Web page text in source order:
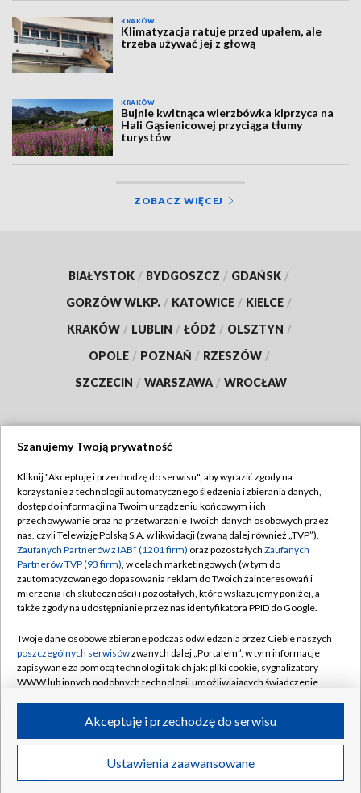
KRAKÓW
Klimatyzacja ratuje przed upałem, ale
trzeba używać jej z głową
KRAKÓW
Bujnie kwitnąca wierzbówka kiprzyca na
Hali Gąsienicowej przyciąga tłumy
turystów
ZOBACZ WIĘCEJ
BIAŁYSTOK / BYDGOSZCZ / GDAŃSK /
GORZÓW WLKP. / KATOWICE / KIELCE /
KRAKÓW / LUBLIN / ŁÓDŹ / OLSZTYN /
OPOLE / POZNAŃ / RZESZÓW /
SZCZECIN / WARSZAWA / WROCŁAW
TVP
Abonament TVP
Emisja w TVP
Centrum informacji TVP
Naziemna Telewizja Cyfrowa
Rada Programowa
System NOS
Informacje o nadawcy
Program dla prasy
Ogłoszenie przetargowe
Regulamin TVP
Polityka prywatności
Moje zgody
Pomoc
Kontakt
Kanały
©2026 Telewizja Polska S.A. w likwidacji
Szanujemy Twoją prywatność
Kliknij "Akceptuję i przechodzę do serwisu", aby wyrazić zgody na
korzystanie z technologii automatycznego śledzenia i zbierania danych,
dostęp do informacji na Twoim urządzeniu końcowym i ich
przechowywanie oraz na przetwarzanie Twoich danych osobowych przez
nas, czyli Telewizję Polską S.A. w likwidacji (zwaną dalej również „TVP”),
Zaufanych Partnerów z IAB* (1201 firm) oraz pozostałych Zaufanych
Partnerów TVP (93 firm), w celach marketingowych (w tym do
zautomatyzowanego dopasowania reklam do Twoich zainteresowań i
mierzenia ich skuteczności) i pozostałych, które wskazujemy poniżej, a
także zgody na udostępnianie przez nas identyfikatora PPID do Google.
Twoje dane osobowe zbierane podczas odwiedzania przez Ciebie naszych
poszczególnych serwisówzwanych dalej „Portalem”, w tym informacje
zapisywane za pomocą technologii takich jak: pliki cookie, sygnalizatory
WWW lub innych podobnych technologii umożliwiających świadczenie
ruchu w Internecie.
Twoje dane osobowe zbierane podczas odwiedzania przez Ciebie
poszczególnych serwisówna Portalu, takie jak adresy IP, identyfikatory
Ustawienia zaawansowane
Akceptuję i przechodzę do serwisu